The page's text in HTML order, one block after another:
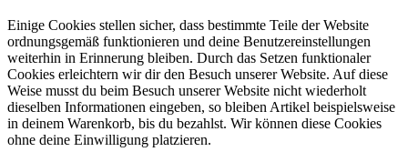
Einige Cookies stellen sicher, dass bestimmte Teile der Website
ordnungsgemäß funktionieren und deine Benutzereinstellungen
weiterhin in Erinnerung bleiben. Durch das Setzen funktionaler
Cookies erleichtern wir dir den Besuch unserer Website. Auf diese
Weise musst du beim Besuch unserer Website nicht wiederholt
dieselben Informationen eingeben, so bleiben Artikel beispielsweise
in deinem Warenkorb, bis du bezahlst. Wir können diese Cookies
ohne deine Einwilligung platzieren.